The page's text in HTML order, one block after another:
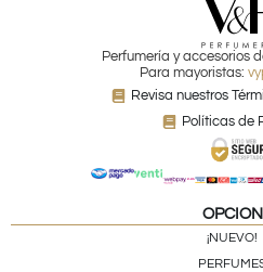
Perfumería y accesorios
Para mayoristas:
Revisa nuestros
Políticas de
¡NUEVO!